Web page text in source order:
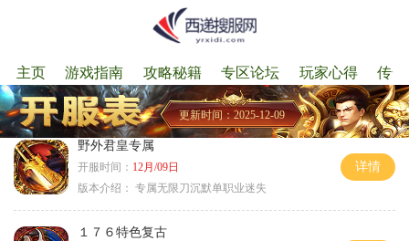
主页 游戏指南 攻略秘籍 专区论坛 玩家心得 传
更新时间：2025-12-09
野外君皇专属
开服时间： 12月/09日
版本介绍： 专属无限刀沉默单职业迷失
详情
１７６特色复古